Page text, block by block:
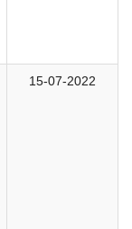
15-07-2022